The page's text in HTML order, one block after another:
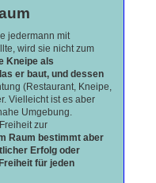
jedermann mit
wird sie nicht zum
Kneipe als
er baut, und dessen
(Restaurant, Kneipe,
Vielleicht ist es aber
Umgebung.
zur
Raum bestimmt aber
Erfolg oder
für jeden